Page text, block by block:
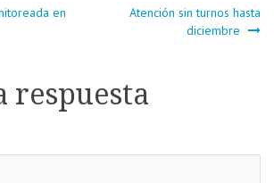
en
Atención sin turnos hasta
diciembre
respuesta